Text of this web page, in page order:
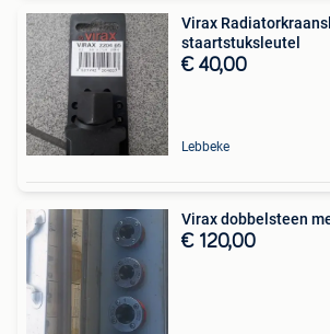
Virax
staartstuksleutel
€ 40,00
Lebbeke
Virax dobbelsteen
€ 120,00